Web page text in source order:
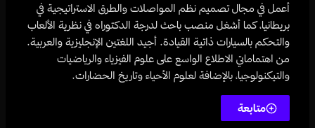
أعمل في مجال تصميم نظم المواصلات والطرق الاستراتيجية في
بريطانيا، كما أشغل منصب باحث لدرجة الدكتوراه في نظرية الألعاب
والتحكم بالسيارات ذاتية القيادة. أجيد اللغتين الإنجليزية والعربية.
من اهتماماتي الاطلاع الواسع على علوم الفيزياء والرياضيات
والتيكنولوجيا، بالإضافة لعلوم الأحياء وتاريخ الحضارات.
متابعة